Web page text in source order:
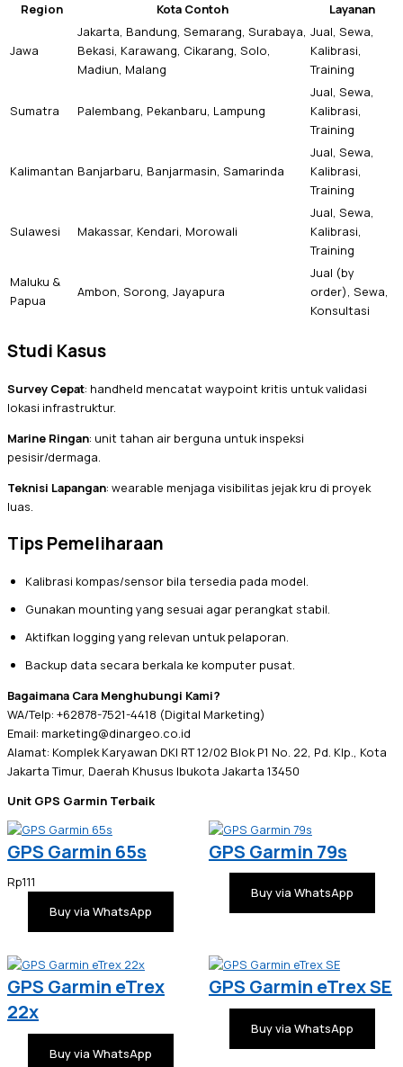
Region Kota Contoh Layanan
Jawa
Jakarta, Bandung, Semarang, Surabaya,
Bekasi, Karawang, Cikarang, Solo,
Madiun, Malang
Jual, Sewa,
Kalibrasi,
Training
Sumatra Palembang, Pekanbaru, Lampung
Jual, Sewa,
Kalibrasi,
Training
Kalimantan Banjarbaru, Banjarmasin, Samarinda
Jual, Sewa,
Kalibrasi,
Training
Sulawesi Makassar, Kendari, Morowali
Jual, Sewa,
Kalibrasi,
Training
Maluku &
Papua
Ambon, Sorong, Jayapura
Jual (by
order), Sewa,
Konsultasi
Studi Kasus
Survey Cepat: handheld mencatat waypoint kritis untuk validasi
lokasi infrastruktur.
Marine Ringan: unit tahan air berguna untuk inspeksi
pesisir/dermaga.
Teknisi Lapangan: wearable menjaga visibilitas jejak kru di proyek
luas.
Tips Pemeliharaan
Kalibrasi kompas/sensor bila tersedia pada model.
Gunakan mounting yang sesuai agar perangkat stabil.
Aktifkan logging yang relevan untuk pelaporan.
Backup data secara berkala ke komputer pusat.
Bagaimana Cara Menghubungi Kami?
WA/Telp: +62878-7521-4418 (Digital Marketing)
Email: marketing@dinargeo.co.id
Alamat: Komplek Karyawan DKI RT 12/02 Blok P1 No. 22, Pd. Klp., Kota
Jakarta Timur, Daerah Khusus Ibukota Jakarta 13450
Unit GPS Garmin Terbaik
GPS Garmin 65s
Rp111
Buy via WhatsApp
GPS Garmin 79s
Buy via WhatsApp
GPS Garmin eTrex
22x
Buy via WhatsApp
GPS Garmin eTrex SE
Buy via WhatsApp